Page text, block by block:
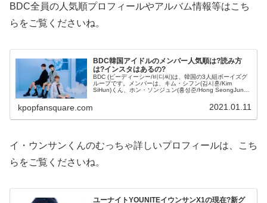
BDC全員の人気順プロフィールやアルバム情報等はこち
らをご覧くださいね。
BDC韓国アイドルのメンバー人気順は?読み方
は?インスタはあるの?
BDC (ビーディーシー/비디씨)は、韓国の3人組ボーイズグ
ループです。メンバーは、キム・シフン(김시훈/Kim
SiHun)くん、ホン・ソンジュン(홍성준/Hong SeongJun)
kpopfansquare.com 2021.01.11
イ・ウンサンくんのむっちゃ詳しいプロフィールは、こち
らをご覧くださいね。
ユーナイトYOUNITEイウンサンX1の現在?新グ